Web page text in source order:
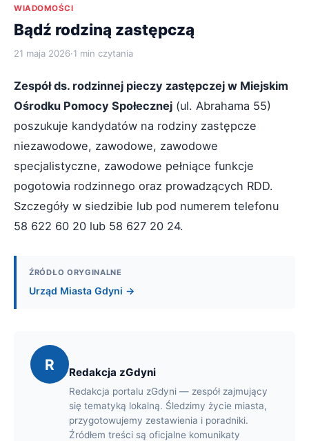
WIADOMOŚCI
Bądź rodziną zastępczą
21 maja 2026·1 min czytania
Zespół ds. rodzinnej pieczy zastępczej w Miejskim
Ośrodku Pomocy Społecznej (ul. Abrahama 55)
poszukuje kandydatów na rodziny zastępcze
niezawodowe, zawodowe, zawodowe
specjalistyczne, zawodowe pełniące funkcje
pogotowia rodzinnego oraz prowadzących RDD.
Szczegóły w siedzibie lub pod numerem telefonu
58 622 60 20 lub 58 627 20 24.
ŹRÓDŁO ORYGINALNE
Urząd Miasta Gdyni →
R Redakcja zGdyni
Redakcja portalu zGdyni — zespół zajmujący
się tematyką lokalną. Śledzimy życie miasta,
przygotowujemy zestawienia i poradniki.
Źródłem treści są oficjalne komunikaty